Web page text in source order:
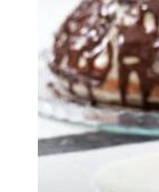
o
o
k